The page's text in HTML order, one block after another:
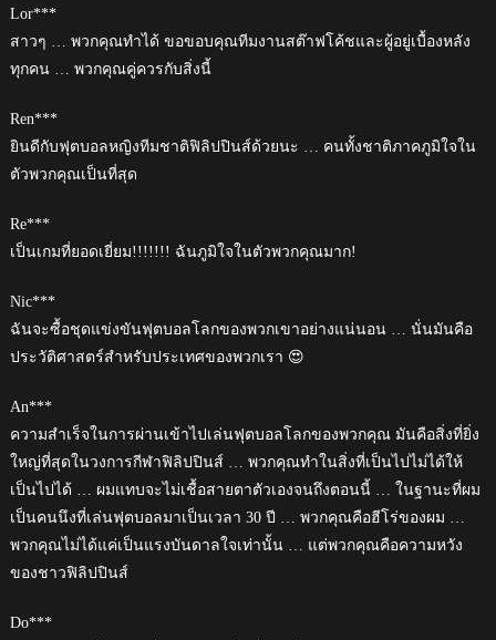
Lor***
สาวๆ … พวกคุณทำได้ ขอขอบคุณทีมงานสต๊าฟโค้ชและผู้อยู่เบื้องหลัง
ทุกคน … พวกคุณคู่ควรกับสิ่งนี้
Ren***
ยินดีกับฟุตบอลหญิงทีมชาติฟิลิปปินส์ด้วยนะ … คนทั้งชาติภาคภูมิใจใน
ตัวพวกคุณเป็นที่สุด
Re***
เป็นเกมที่ยอดเยี่ยม!!!!!!! ฉันภูมิใจในตัวพวกคุณมาก!
Nic***
ฉันจะซื้อชุดแข่งขันฟุตบอลโลกของพวกเขาอย่างแน่นอน … นั่นมันคือ
ประวัติศาสตร์สำหรับประเทศของพวกเรา 😍
An***
ความสำเร็จในการผ่านเข้าไปเล่นฟุตบอลโลกของพวกคุณ มันคือสิ่งที่ยิ่ง
ใหญ่ที่สุดในวงการกีฬาฟิลิปปินส์ … พวกคุณทำในสิ่งที่เป็นไปไม่ได้ให้
เป็นไปได้ … ผมแทบจะไม่เชื้อสายตาตัวเองจนถึงตอนนี้ … ในฐานะที่ผม
เป็นคนนึงที่เล่นฟุตบอลมาเป็นเวลา 30 ปี … พวกคุณคือฮีโร่ของผม …
พวกคุณไม่ได้แค่เป็นแรงบันดาลใจเท่านั้น … แต่พวกคุณคือความหวัง
ของชาวฟิลิปปินส์
Do***